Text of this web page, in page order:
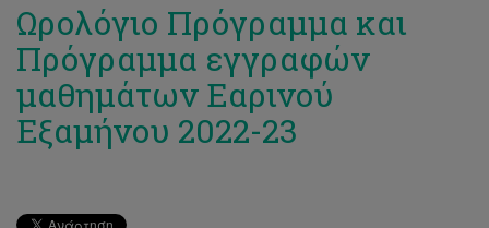
Ωρολόγιο Πρόγραμμα και
Πρόγραμμα εγγραφών
μαθημάτων Εαρινού
Εξαμήνου 2022-23